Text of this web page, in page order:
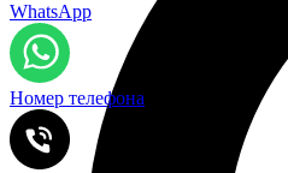
WhatsApp
Номер телефона